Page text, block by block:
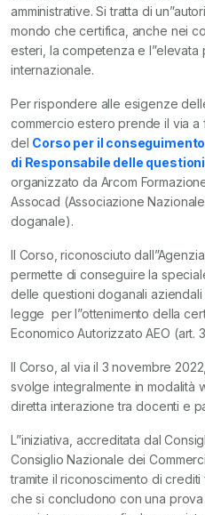
amministrative. Si tratta di
mondo che certifica, anche nei
esteri, la competenza e
internazionale.
Per rispondere alle esigenze
commercio estero prende il via
del Corso per il
di Responsabile delle
organizzato da Arcom
Assocad (Associazione
doganale).
Il Corso, riconosciuto
permette di conseguire la
delle questioni doganali
legge per l”ottenimento della
Economico Autorizzato AEO (art.
Il Corso, al via il 3 novembre
svolge integralmente in modalità
diretta interazione tra docenti e
L”iniziativa, accreditata dal
Consiglio Nazionale dei
tramite il riconoscimento di crediti
che si concludono con una